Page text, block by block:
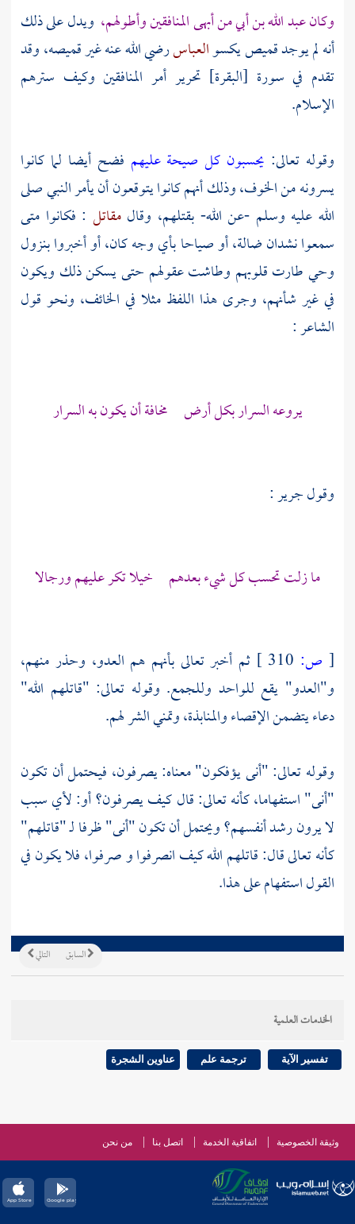
وكانعبد الله بن أبيمن أبهى المنافقين وأطولهم، ويدل على ذلك
أنه لم يوجد قميص يكسوالعباسرضي الله عنه غير قميصه، وقد
تقدم في سورة [البقرة] تحرير أمر المنافقين وكيف سترهم
الإسلام.
وقوله تعالى: يحسبون كل صيحة عليهم فضح أيضا لما كانوا
يسرونه من الخوف، وذلك أنهم كانوا يتوقعون أن يأمر النبي صلى
الله عليه وسلم -عن الله- بقتلهم، وقالمقاتل : فكانوا متى
سمعوا نشدان ضالة، أو صياحا بأي وجه كان، أو أخبروا بنزول
وحي طارت قلوبهم وطاشت عقولهم حتى يسكن ذلك ويكون
في غير شأنهم، وجرى هذا اللفظ مثلا في الخائف، ونحو قول
الشاعر :
يروعه السرار بكل أرض مخافة أن يكون به السرار
وقولجرير:
ما زلت تحسب كل شيء بعدهم خيلا تكر عليهم ورجالا
[ ص:
ثم أخبر تعالى بأنهم هم العدو، وحذر منهم،
و"العدو" يقع للواحد وللجمع. وقوله تعالى: "قاتلهم الله"
دعاء يتضمن الإقصاء والمنابذة، وتمني الشر لهم.
وقوله تعالى: "أنى يؤفكون" معناه: يصرفون، فيحتمل أن تكون
"أنى" استفهاما، كأنه تعالى: قال كيف يصرفون؟ أو: لأي سبب
لا يرون رشد أنفسهم؟ ويحتمل أن تكون "أنى" ظرفا لـ "قاتلهم"
كأنه تعالى قال: قاتلهم الله كيف انصرفوا و صرفوا، فلا يكون في
القول استفهام على هذا.
التالي السابق
الخدمات العلمية
تفسير الآية ترجمة علم عناوين الشجرة
وثيقة الخصوصية اتفاقية الخدمة اتصل بنا من نحن